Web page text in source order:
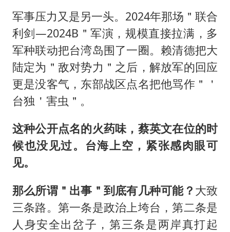
军事压力又是另一头。2024年那场＂联合
利剑—2024B＂军演，规模直接拉满，多
军种联动把台湾岛围了一圈。赖清德把大
陆定为＂敌对势力＂之后，解放军的回应
更是没客气，东部战区点名把他骂作＂＇
台独＇害虫＂。
这种公开点名的火药味，蔡英文在位的时
候也没见过。台海上空，紧张感肉眼可
见。
那么所谓＂出事＂到底有几种可能？ 大致
三条路。第一条是政治上垮台，第二条是
人身安全出岔子，第三条是两岸真打起